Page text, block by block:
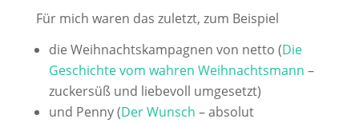
Für mich waren das zuletzt, zum Beispiel
die Weihnachtskampagnen von netto (Die
Geschichte vom wahren Weihnachtsmann –
zuckersüß und liebevoll umgesetzt)
und Penny (Der Wunsch – absolut